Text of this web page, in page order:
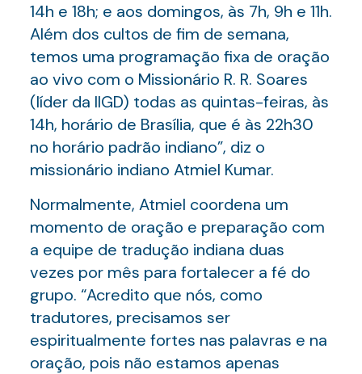
14h e 18h; e aos domingos, às 7h, 9h e 11h.
Além dos cultos de fim de semana,
temos uma programação fixa de oração
ao vivo com o Missionário R. R. Soares
(líder da IIGD) todas as quintas-feiras, às
14h, horário de Brasília, que é às 22h30
no horário padrão indiano”, diz o
missionário indiano Atmiel Kumar.
Normalmente, Atmiel coordena um
momento de oração e preparação com
a equipe de tradução indiana duas
vezes por mês para fortalecer a fé do
grupo. “Acredito que nós, como
tradutores, precisamos ser
espiritualmente fortes nas palavras e na
oração, pois não estamos apenas